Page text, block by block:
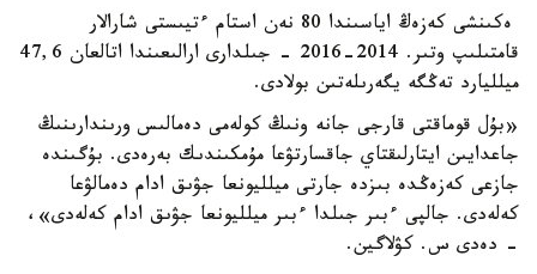
ەكىنشى كەزەڭ اياسىندا 80 نەن استام ءتيىستى شارالار
قامتىلىپ وتىر. 2014-2016 - جىلدارى ارالىعىندا اتالعان 47,6
ميلليارد تەڭگە يگەرىلەتىن بولادى.
«بۇل قوماقتى قارجى جانە ونىڭ كولەمى دەمالىس ورىندارىنىڭ
جاعدايىن ايتارلىقتاي جاقسارتۋعا مۇمكىندىك بەرەدى. بۇگىندە
جازعى كەزەڭدە بىزدە جارتى ميلليونعا جۋىق ادام دەمالۋعا
كەلەدى. جالپى ءبىر جىلدا ءبىر ميلليونعا جۋىق ادام كەلەدى»،
- دەدى س. كۋلاگين.